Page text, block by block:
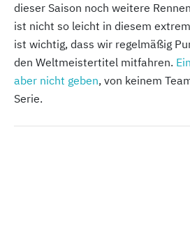
dieser Saison noch weitere
ist nicht so leicht in diesem
ist wichtig, dass wir regelmäßig
den Weltmeistertitel mitfahren.
aber nicht geben, von keinem
Serie.